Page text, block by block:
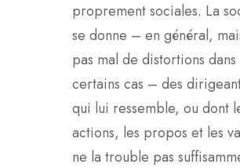
proprement sociales. La
se donne – en général,
pas mal de distortions dans
certains cas – des
qui lui ressemble, ou dont
actions, les propos et les
ne la trouble pas